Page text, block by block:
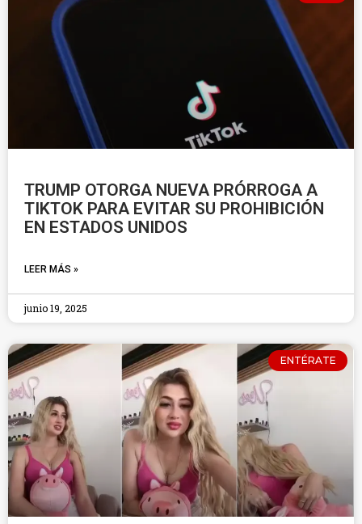
TRUMP OTORGA NUEVA PRÓRROGA A
TIKTOK PARA EVITAR SU PROHIBICIÓN
EN ESTADOS UNIDOS
LEER MÁS »
junio 19, 2025
ENTÉRATE